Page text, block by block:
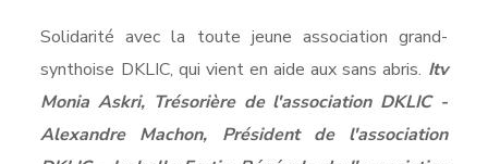
Solidarité avec la toute jeune association grand-
synthoise DKLIC, qui vient en aide aux sans abris. Itv
Monia Askri, Trésorière de l'association DKLIC -
Alexandre Machon, Président de l'association